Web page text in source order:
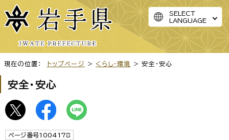
SELECT
LANGUAGE
現在の位置： トップページ > くらし・環境 > 安全・安心
安全・安心
ページ番号1004178